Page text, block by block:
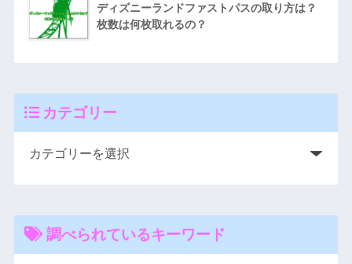
ディズニーランドファストパスの取り方は？
枚数は何枚取れるの？
カテゴリー
調べられているキーワード